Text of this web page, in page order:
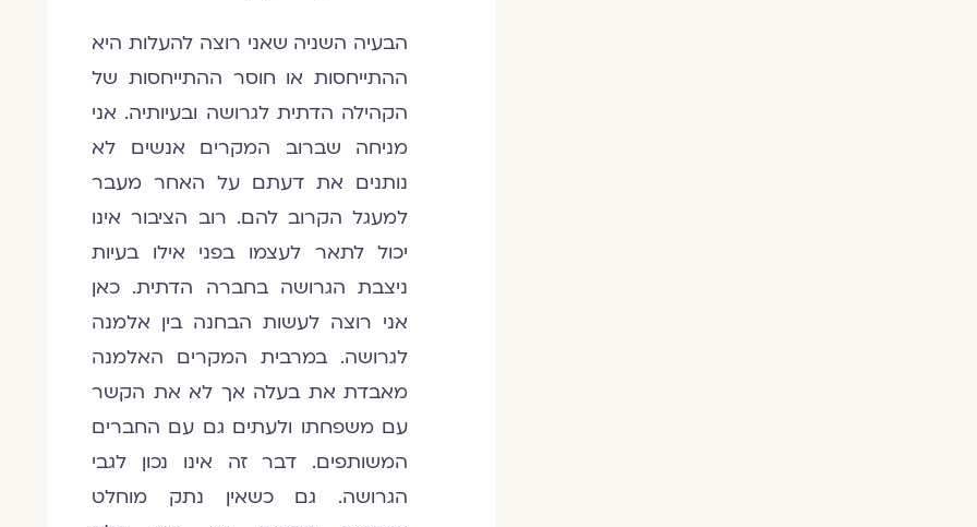
הבעיה השניה שאני רוצה להעלות היא
ההתייחסות או חוסר ההתייחסות של
הקהילה הדתית לגרושה ובעיותיה. אני
מניחה שברוב המקרים אנשים לא
נותנים את דעתם על האחר מעבר
למעגל הקרוב להם. רוב הציבור אינו
יכול לתאר לעצמו בפני אילו בעיות
ניצבת הגרושה בחברה הדתית. כאן
אני רוצה לעשות הבחנה בין אלמנה
לגרושה. במרבית המקרים האלמנה
מאבדת את בעלה אך לא את הקשר
עם משפחתו ולעתים גם עם החברים
המשותפים. דבר זה אינו נכון לגבי
הגרושה. גם כשאין נתק מוחלט